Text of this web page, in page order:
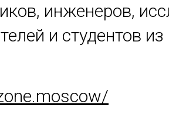
инженеров,
и студентов